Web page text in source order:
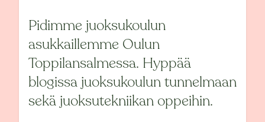
Pidimme juoksukoulun
asukkaillemme Oulun
Toppilansalmessa. Hyppää
blogissa juoksukoulun tunnelmaan
sekä juoksutekniikan oppeihin.